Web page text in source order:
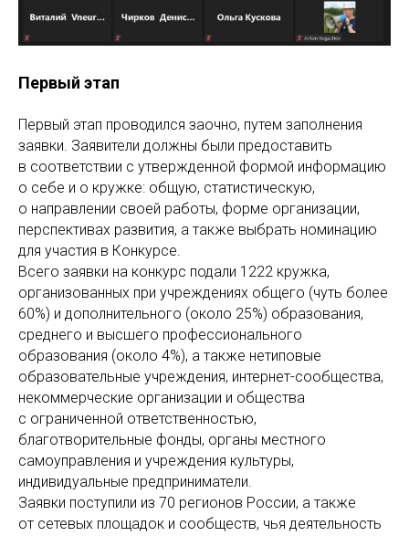
Первый этап
Первый этап проводился заочно, путем заполнения
заявки. Заявители должны были предоставить
в соответствии с утвержденной формой информацию
о себе и о кружке: общую, статистическую,
о направлении своей работы, форме организации,
перспективах развития, а также выбрать номинацию
для участия в Конкурсе.
Всего заявки на конкурс подали 1222 кружка,
организованных при учреждениях общего (чуть более
60%) и дополнительного (около 25%) образования,
среднего и высшего профессионального
образования (около 4%), а также нетиповые
образовательные учреждения, интернет-сообщества,
некоммерческие организации и общества
с ограниченной ответственностью,
благотворительные фонды, органы местного
самоуправления и учреждения культуры,
индивидуальные предприниматели.
Заявки поступили из 70 регионов России, а также
от сетевых площадок и сообществ, чья деятельность